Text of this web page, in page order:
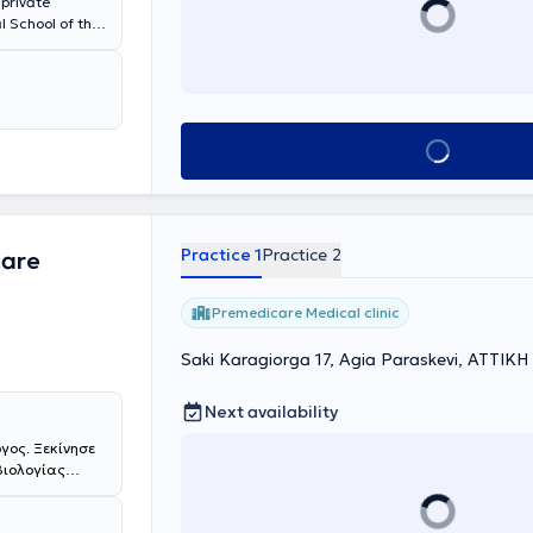
School of the
Diseases
"Agios
the
of the
Book appointment
Ξεκίνησε
Practice 1Practice 2
Premedicare Medical clinic
Saki Karagiorga 17, Agia Paraskevi, ΑΤΤΙΚΗ
Next availability